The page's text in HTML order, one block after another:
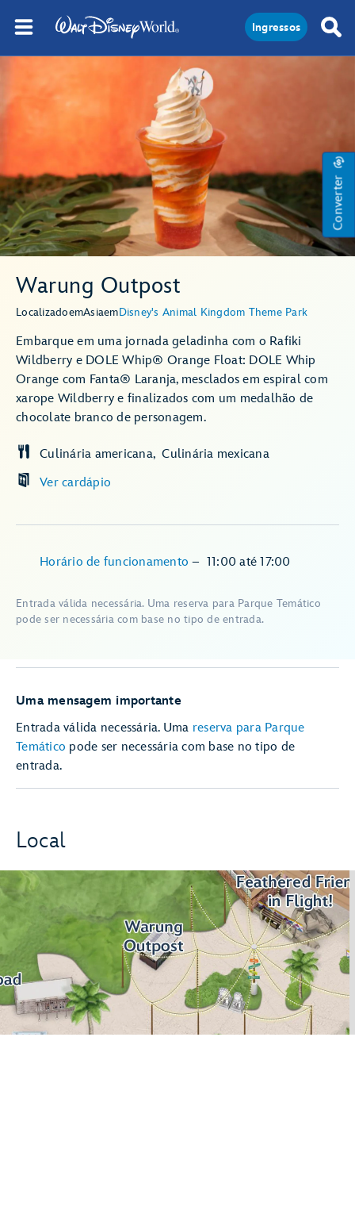
Ingressos
Converter
Warung Outpost
LocalizadoemAsiaemDisney's Animal Kingdom Theme Park
Embarque em uma jornada geladinha com o Rafiki
Wildberry e DOLE Whip® Orange Float: DOLE Whip
Orange com Fanta® Laranja, mesclados em espiral com
xarope Wildberry e finalizados com um medalhão de
chocolate branco de personagem.
Ver cardápio
Culinária americana Culinária mexicana
Horário de funcionamento– 11:00 até 17:00
Entrada válida necessária. Uma reserva para Parque Temático
pode ser necessária com base no tipo de entrada.
Uma mensagem importante
Entrada válida necessária. Uma reserva para Parque
Temático pode ser necessária com base no tipo de
entrada.
Local